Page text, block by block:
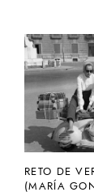
RETO DE
(MARÍA